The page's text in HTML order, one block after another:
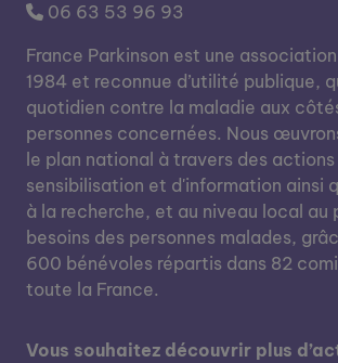
06 63 53 96 93
France Parkinson est une
1984 et reconnue d’utilité publique,
quotidien contre la maladie aux
personnes concernées. Nous
le plan national à travers des actions
sensibilisation et d'information ainsi
à la recherche, et au niveau local au
besoins des personnes malades,
600 bénévoles répartis dans 82
toute la France.
Vous souhaitez découvrir plus